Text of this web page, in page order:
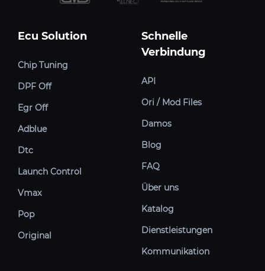
Ecu Solution
Chip Tuning
DPF Off
Egr Off
Adblue
Dtc
Launch Control
Vmax
Pop
Original
Schnelle
Verbindung
API
Ori / Mod Files
Damos
Blog
FAQ
Über uns
Katalog
Dienstleistungen
Kommunikation